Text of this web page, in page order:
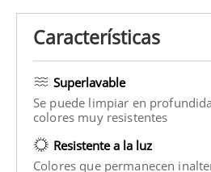
Características
Superlavable
Se puede limpiar en
colores muy resistentes
Resistente a la luz
Colores que permanecen